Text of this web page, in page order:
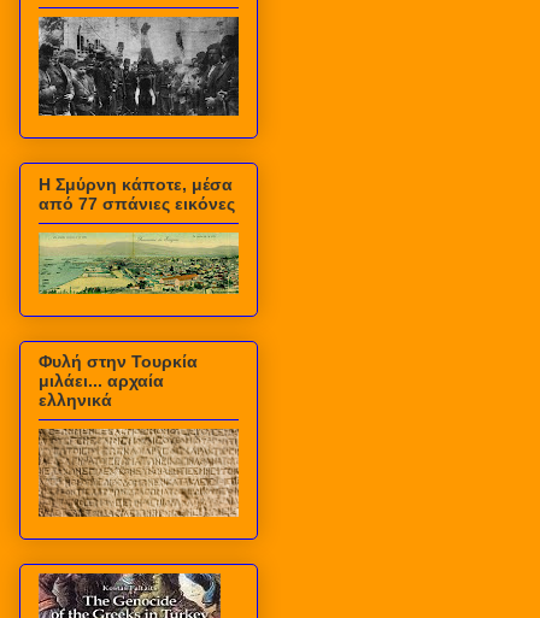
Η Σμύρνη κάποτε, μέσα
από 77 σπάνιες εικόνες
Φυλή στην Τουρκία
μιλάει... αρχαία
ελληνικά